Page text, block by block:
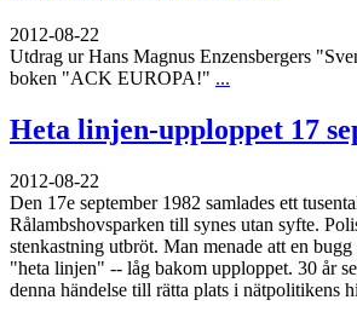
2012-08-22
Utdrag ur Hans Magnus Enzensbergers
boken "ACK EUROPA!" ...
Heta linjen-upploppet 17
2012-08-22
Den 17e september 1982 samlades ett
Rålambshovsparken till synes utan syfte.
stenkastning utbröt. Man menade att en
"heta linjen" -- låg bakom upploppet. 30 år
denna händelse till rätta plats i nätpolitikens